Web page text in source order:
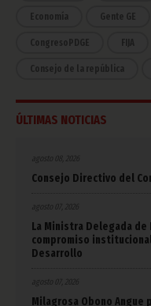
Economía Gente GE
CongresoPDGE FIJA
Consejo de la república
ÚLTIMAS NOTICIAS
Consejo Directivo del
agosto 07, 2026
La Ministra Delegada
compromiso
Desarrollo
agosto 07, 2026
Milagrosa Obono